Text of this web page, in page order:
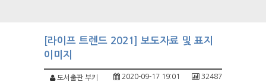
[라이프 트렌드 2021] 보도자료 및 표지
이미지
도서출판 부키 32487
2020-09-17 19:01